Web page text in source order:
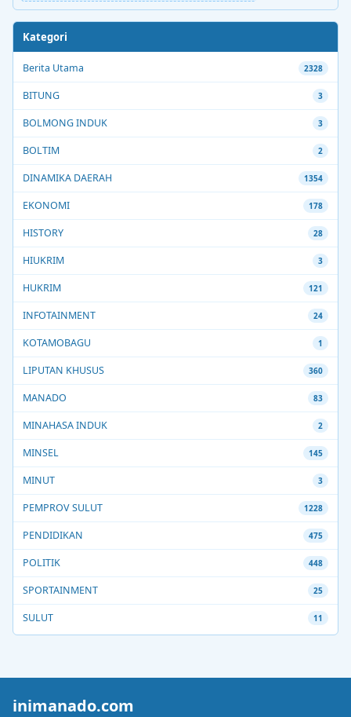
Kategori
Berita Utama 2328
BITUNG 3
BOLMONG INDUK 3
BOLTIM 2
DINAMIKA DAERAH 1354
EKONOMI 178
HISTORY 28
HIUKRIM 3
HUKRIM 121
INFOTAINMENT 24
KOTAMOBAGU 1
LIPUTAN KHUSUS 360
MANADO 83
MINAHASA INDUK 2
MINSEL 145
MINUT 3
PEMPROV SULUT 1228
PENDIDIKAN 475
POLITIK 448
SPORTAINMENT 25
SULUT 11
inimanado.com